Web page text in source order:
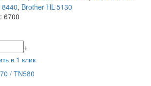
, Brother HL-5130
: 6700
+
в 1 клик